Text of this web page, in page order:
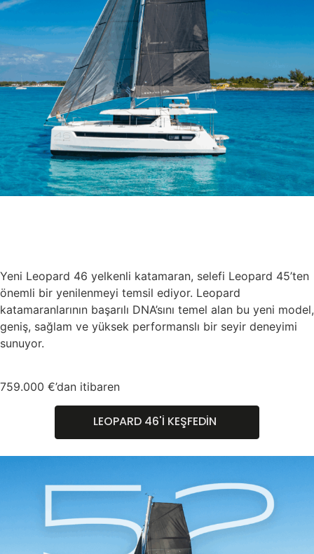
Yeni Leopard 46 yelkenli katamaran, selefi Leopard 45’ten
önemli bir yenilenmeyi temsil ediyor. Leopard
katamaranlarının başarılı DNA’sını temel alan bu yeni model,
geniş, sağlam ve yüksek performanslı bir seyir deneyimi
sunuyor.
759.000 €’dan itibaren
LEOPARD 46'İ KEŞFEDİN